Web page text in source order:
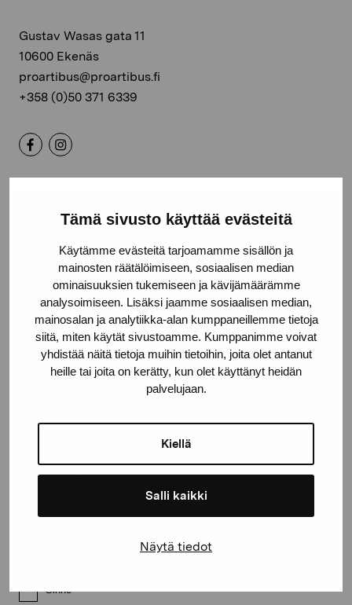
Tämä sivusto käyttää evästeitä
Käytämme evästeitä tarjoamamme sisällön ja
mainosten räätälöimiseen, sosiaalisen median
ominaisuuksien tukemiseen ja kävijämäärämme
analysoimiseen. Lisäksi jaamme sosiaalisen median,
mainosalan ja analytiikka-alan kumppaneillemme tietoja
siitä, miten käytät sivustoamme. Kumppanimme voivat
yhdistää näitä tietoja muihin tietoihin, joita olet antanut
heille tai joita on kerätty, kun olet käyttänyt heidän
palvelujaan.
Kiellä
Salli kaikki
Näytä tiedot
Gustav Wasas gata 11
10600 Ekenäs
proartibus@proartibus.fi
+358 (0)50 371 6339
Håll dig uppdaterad om aktuella
utställningar och evenemang
Förnamn
Efternamn
E-postadress
Sinne